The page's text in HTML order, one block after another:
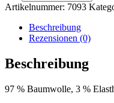
Menge
Artikelnummer: 7093
Beschreibung
Rezensionen (0)
Beschreibung
97 % Baumwolle, 3 %